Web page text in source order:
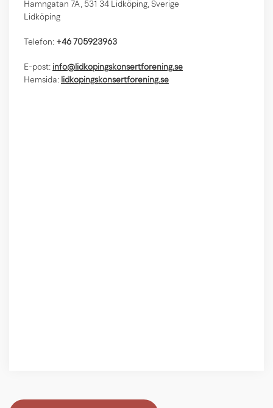
Hamngatan 7A, 531 34 Lidköping, Sverige
Lidköping
Telefon: +46 705923963
E-post: info@lidkopingskonsertforening.se
Hemsida: lidkopingskonsertforening.se